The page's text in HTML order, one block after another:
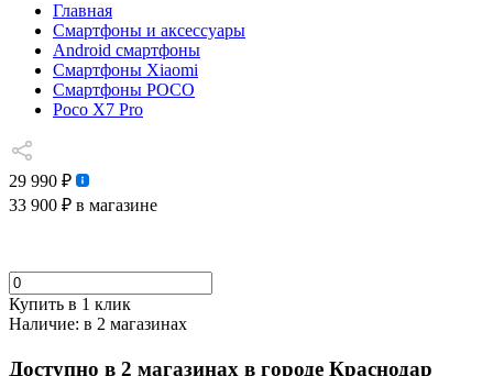
Главная
Смартфоны и аксессуары
Android cмартфоны
Смартфоны Xiaomi
Смартфоны POCO
Poco X7 Pro
29 990 ₽
33 900 ₽ в магазине
Купить в 1 клик
Наличие: в 2 магазинах
Доступно в 2 магазинах в городе Краснодар